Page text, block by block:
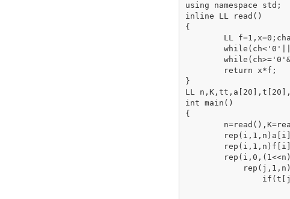
using namespace std;
inline LL read()
{
}
LL
int main()
{